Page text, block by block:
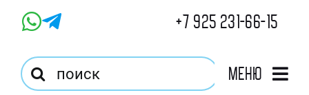
+7 925 231-66-15
Результат
поиска:
Меню